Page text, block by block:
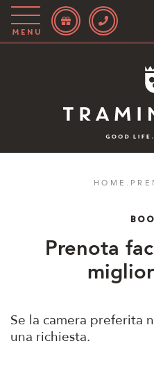
IT EN
Menu
HOME .
Prenota
Se la camera preferita
una richiesta.